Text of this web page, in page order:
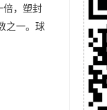
倍，塑封
之一。球